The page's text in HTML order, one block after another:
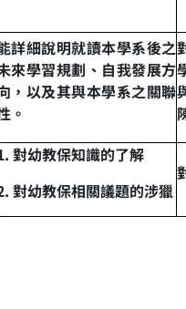
詳細說明就讀本學系後之
來學習規劃、自我發展方
，以及其與本學系之關聯
。
對幼教保知識的了解
對幼教保相關議題的涉獵